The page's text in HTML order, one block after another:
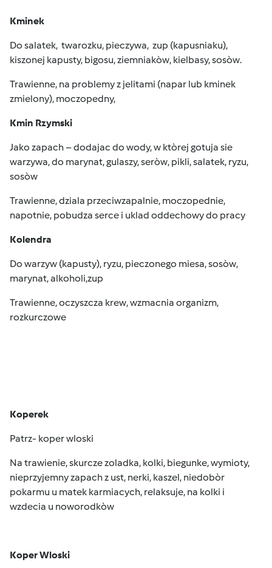
Kminek
Do salatek, twarozku, pieczywa, zup (kapusniaku),
kiszonej kapusty, bigosu, ziemniakòw, kielbasy, sosòw.
Trawienne, na problemy z jelitami (napar lub kminek
zmielony), moczopedny,
Kmin Rzymski
Jako zapach – dodajac do wody, w ktòrej gotuja sie
warzywa, do marynat, gulaszy, seròw, pikli, salatek, ryzu,
sosòw
Trawienne, dziala przeciwzapalnie, moczopednie,
napotnie, pobudza serce i uklad oddechowy do pracy
Kolendra
Do warzyw (kapusty), ryzu, pieczonego miesa, sosòw,
marynat, alkoholi,zup
Trawienne, oczyszcza krew, wzmacnia organizm,
rozkurczowe
Koperek
Patrz- koper wloski
Na trawienie, skurcze zoladka, kolki, biegunke, wymioty,
nieprzyjemny zapach z ust, nerki, kaszel, niedobòr
pokarmu u matek karmiacych, relaksuje, na kolki i
wzdecia u noworodkòw
Koper Wloski